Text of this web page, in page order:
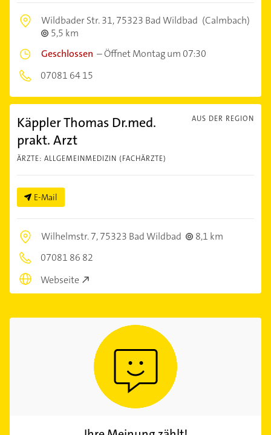
Wildbader Str. 31,75323 Bad Wildbad (Calmbach)
5,5 km
Geschlossen –Öffnet Montag um 07:30
07081 64 15
AUS DER REGION
Käppler Thomas Dr.med.
prakt. Arzt
ÄRZTE: ALLGEMEINMEDIZIN (FACHÄRZTE)
E-Mail
Wilhelmstr. 7,75323 Bad Wildbad
8,1 km
07081 86 82
Webseite